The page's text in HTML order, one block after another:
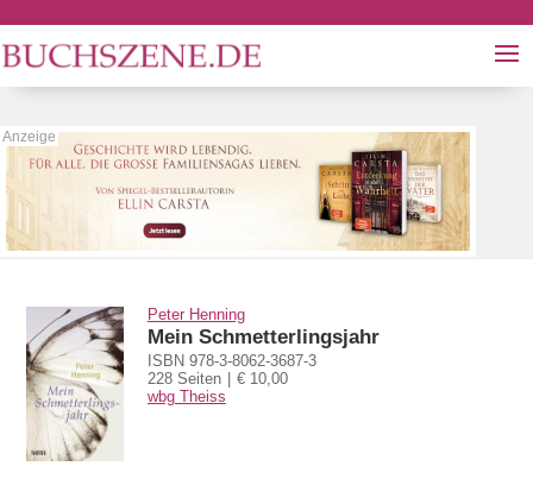
Peter Henning
Mein Schmetterlingsjahr
ISBN 978-3-8062-3687-3
228 Seiten
€ 10,00
wbg Theiss